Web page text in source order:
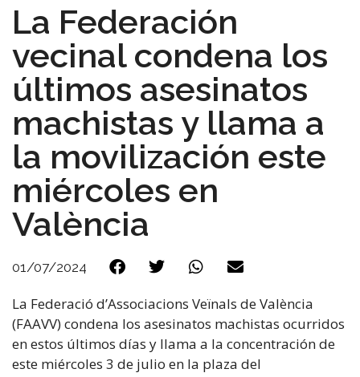
La Federación
vecinal condena los
últimos asesinatos
machistas y llama a
la movilización este
miércoles en
València
01/07/2024
La Federació d’Associacions Veïnals de València
(FAAVV) condena los asesinatos machistas ocurridos
en estos últimos días y llama a la concentración de
este miércoles 3 de julio en la plaza del